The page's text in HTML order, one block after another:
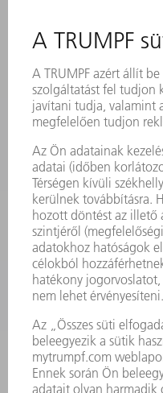
FELIRATKOZÁS HÍRLEVÉLRE
MYTRUMPF
TERMÉKEK
GÉPEK & RENDSZEREK
LÉZER
TELJESÍTMÉNYELEKTRONIKA
ELEKTROMOS KÉZIGÉPEK
SMART FACTORY
SZOFTVER
SZOLGÁLTATÁSOK
ALKALMAZÁSOK
ÁGAZATOK
A VÁLLALAT
KARRIER
ÁLLÁSAJÁNLATOK
VÁLLALAT PROFIL
ÜGYVEZETÉS
ÜZLETI JELENTÉS
A VÁLLALAT ALAPELVEI
COMPLIANCE
BEJELENTŐ RENDSZER
BIZTONSÁG